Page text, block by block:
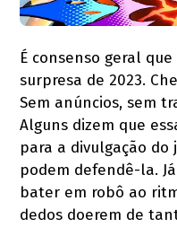
É consenso geral
surpresa de 2023.
Sem anúncios, sem
Alguns dizem que
para a divulgação
podem defendê-la.
bater em robô ao
dedos doerem de